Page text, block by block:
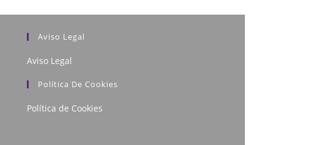
Aviso Legal
Aviso Legal
Política De Cookies
Política de Cookies